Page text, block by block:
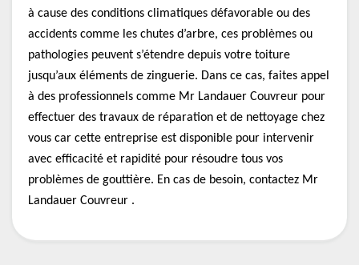
à cause des conditions climatiques défavorable ou des
accidents comme les chutes d’arbre, ces problèmes ou
pathologies peuvent s’étendre depuis votre toiture
jusqu’aux éléments de zinguerie. Dans ce cas, faites appel
à des professionnels comme Mr Landauer Couvreur pour
effectuer des travaux de réparation et de nettoyage chez
vous car cette entreprise est disponible pour intervenir
avec efficacité et rapidité pour résoudre tous vos
problèmes de gouttière. En cas de besoin, contactez Mr
Landauer Couvreur .